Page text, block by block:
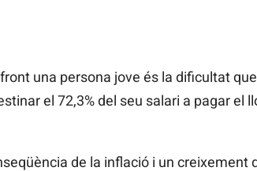
una persona jove és la dificultat
el 72,3% del seu salari a pagar el
de la inflació i un creixement